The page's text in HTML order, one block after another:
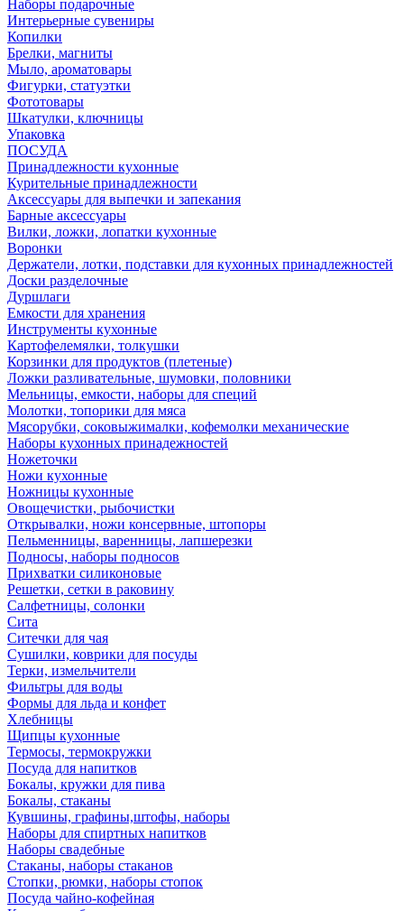
Наборы подарочные
Интерьерные сувениры
Копилки
Брелки, магниты
Мыло, ароматовары
Фигурки, статуэтки
Фототовары
Шкатулки, ключницы
Упаковка
ПОСУДА
Принадлежности кухонные
Курительные принадлежности
Аксессуары для выпечки и запекания
Барные аксессуары
Вилки, ложки, лопатки кухонные
Воронки
Держатели, лотки, подставки для кухонных принадлежностей
Доски разделочные
Дуршлаги
Емкости для хранения
Инструменты кухонные
Картофелемялки, толкушки
Корзинки для продуктов (плетеные)
Ложки разливательные, шумовки, половники
Мельницы, емкости, наборы для специй
Молотки, топорики для мяса
Мясорубки, соковыжималки, кофемолки механические
Наборы кухонных принадежностей
Ножеточки
Ножи кухонные
Ножницы кухонные
Овощечистки, рыбочистки
Открывалки, ножи консервные, штопоры
Пельменницы, варенницы, лапшерезки
Подносы, наборы подносов
Прихватки силиконовые
Решетки, сетки в раковину
Салфетницы, солонки
Сита
Ситечки для чая
Сушилки, коврики для посуды
Терки, измельчители
Фильтры для воды
Формы для льда и конфет
Хлебницы
Щипцы кухонные
Термосы, термокружки
Посуда для напитков
Бокалы, кружки для пива
Бокалы, стаканы
Кувшины, графины,штофы, наборы
Наборы для спиртных напитков
Наборы свадебные
Стаканы, наборы стаканов
Стопки, рюмки, наборы стопок
Посуда чайно-кофейная